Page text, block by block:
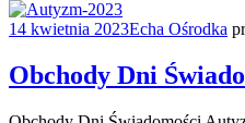
14 kwietnia 2023Echa Ośrodka
Obchody Dni